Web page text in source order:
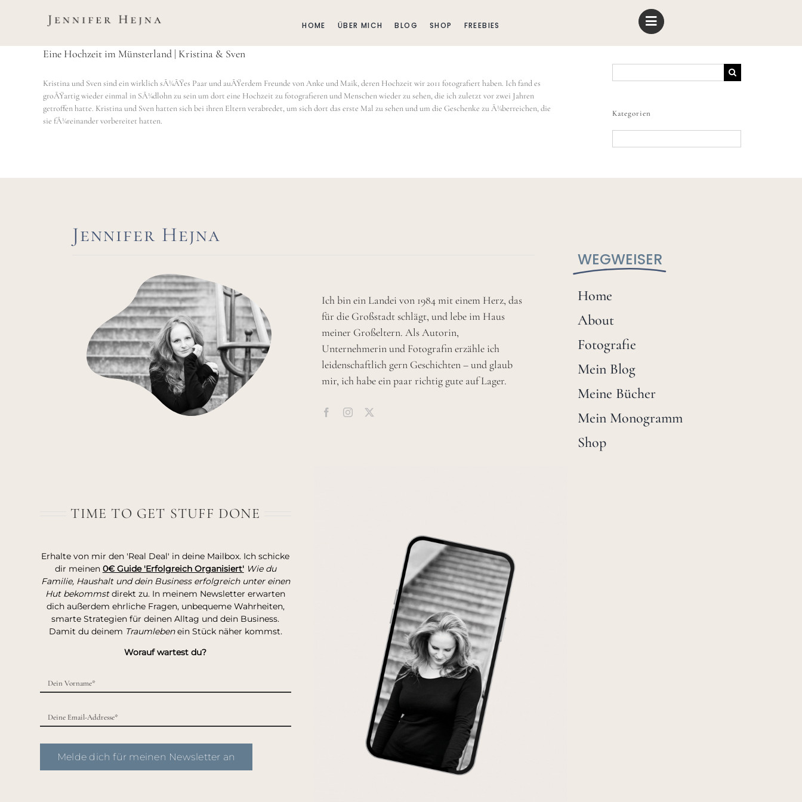
HOME ÜBER MICH BLOG SHOP FREEBIES
Eine Hochzeit im Münsterland | Kristina & Sven
Kristina und Sven sind ein wirklich sÃ¼ÃŸes Paar und auÃŸerdem Freunde von Anke und Maik, deren Hochzeit wir 2011 fotografiert haben. Ich fand es
groÃŸartig wieder einmal in SÃ¼dlohn zu sein um dort eine Hochzeit zu fotografieren und Menschen wieder zu sehen, die ich zuletzt vor zwei Jahren
getroffen hatte. Kristina und Sven hatten sich bei ihren Eltern verabredet, um sich dort das erste Mal zu sehen und um die Geschenke zu Ã¼berreichen, die
sie fÃ¼reinander vorbereitet hatten.
nach:
Kategorien
Jennifer Hejna
Ich bin ein Landei von 1984 mit einem Herz, das
für die Großstadt schlägt, und lebe im Haus
meiner Großeltern. Als Autorin,
Unternehmerin und Fotografin erzähle ich
leidenschaftlich gern Geschichten – und glaub
mir, ich habe ein paar richtig gute auf Lager.
WEGWEISER
Home
About
Fotografie
Mein Blog
Meine Bücher
Mein Monogramm
Shop
TIME TO GET STUFF DONE
Erhalte von mir den 'Real Deal' in deine Mailbox. Ich schicke
dir meinen 0€ Guide 'Erfolgreich Organisiert' Wie du
Familie, Haushalt und dein Business erfolgreich unter einen
Hut bekommstdirekt zu. In meinem Newsletter erwarten
dich außerdem ehrliche Fragen, unbequeme Wahrheiten,
smarte Strategien für deinen Alltag und dein Business.
Damit du deinem Traumlebenein Stück näher kommst.
Worauf wartest du?
Melde dich für meinen Newsletter an